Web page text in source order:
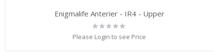
Enigmalife Anterier - IR4 - Upper
Rating:
0%
Please Login to see Price